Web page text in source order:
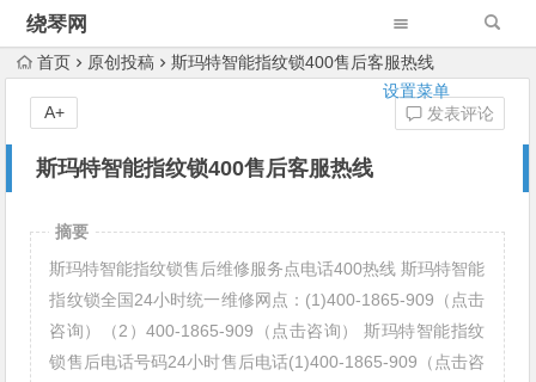
绕琴网
设置菜单
首页 原创投稿 斯玛特智能指纹锁400售后客服热线
斯玛特智能指纹锁400售后客服热线
发表评论
A+
摘要
斯玛特智能指纹锁售后维修服务点电话400热线 斯玛特智能
指纹锁全国24小时统一维修网点：(1)400-1865-909（点击
咨询）（2）400-1865-909（点击咨询） 斯玛特智能指纹
锁售后电话号码24小时售后电话(1)400-1865-909（点击咨